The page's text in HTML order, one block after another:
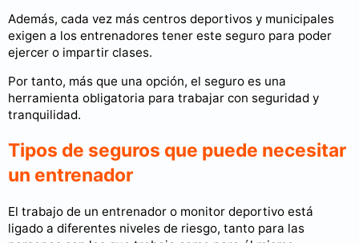
Además, cada vez más centros deportivos y municipales
exigen a los entrenadores tener este seguro para poder
ejercer o impartir clases.
Por tanto, más que una opción, el seguro es una
herramienta obligatoria para trabajar con seguridad y
tranquilidad.
Tipos de seguros que puede necesitar
un entrenador
El trabajo de un entrenador o monitor deportivo está
ligado a diferentes niveles de riesgo, tanto para las